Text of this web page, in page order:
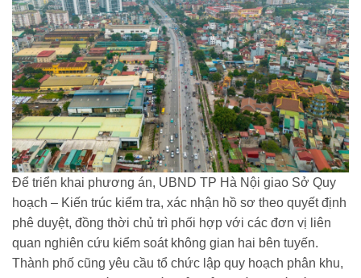
Để triển khai phương án, UBND TP Hà Nội giao Sở Quy
hoạch – Kiến trúc kiểm tra, xác nhận hồ sơ theo quyết định
phê duyệt, đồng thời chủ trì phối hợp với các đơn vị liên
quan nghiên cứu kiểm soát không gian hai bên tuyến.
Thành phố cũng yêu cầu tổ chức lập quy hoạch phân khu,